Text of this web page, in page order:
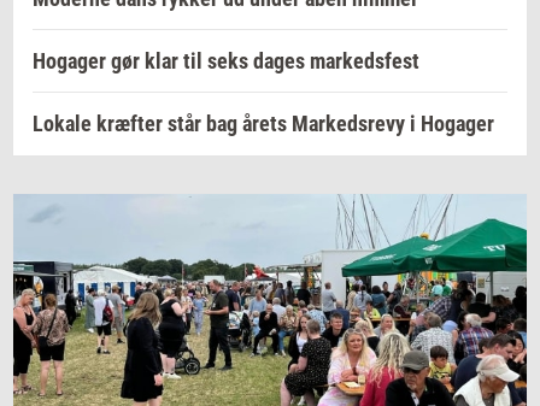
Hogager gør klar til seks dages markedsfest
Lokale kræfter står bag årets Markedsrevy i Hogager